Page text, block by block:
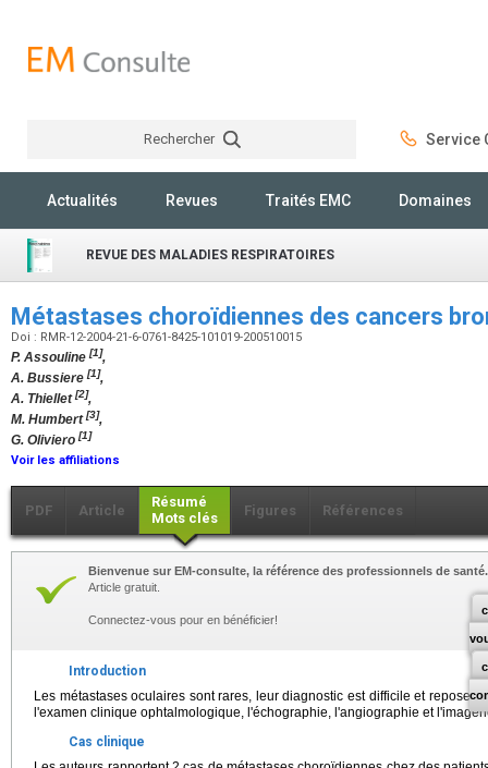
Rechercher Service
Actualités Revues Traités EMC Domaines
REVUE DES MALADIES RESPIRATOIRES
Métastases choroïdiennes des cancers
Doi : RMR-12-2004-21-6-0761-8425-101019-200510015
P. Assouline [1],
A. Bussiere [1],
A. Thiellet[2],
M. Humbert[3],
G. Oliviero [1]
Voir les affiliations
PDF Article
Résumé
Mots clés
Figures Références
Bienvenue sur EM-consulte, la référence des professionnels de santé.
Article gratuit.
Connectez-vous pour en bénéficier!
Introduction
Les métastases oculaires sont rares, leur diagnostic est difficile et repose
l'examen clinique ophtalmologique, l'échographie, l'angiographie et
Cas clinique